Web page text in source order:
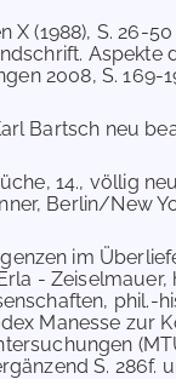
(1988), S. 26-
Aspekte
2008, S. 169-
Bartsch neu
14., völlig
Berlin/New
im
- Zeiselmauer,
phil.-
Manesse zur
S. 286f.